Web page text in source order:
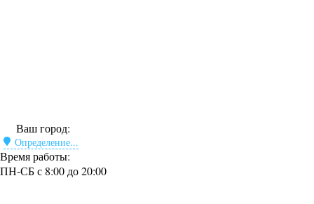
Ваш город:
Определение...
Время работы:
ПН-СБ с 8:00 до 20:00